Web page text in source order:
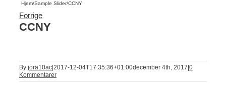
Hjem/Sample Slider/CCNY
Forrige
CCNY
By jora10ac 2017-12-04T17:35:36+01:00december 4th, 2017 0
Kommentarer